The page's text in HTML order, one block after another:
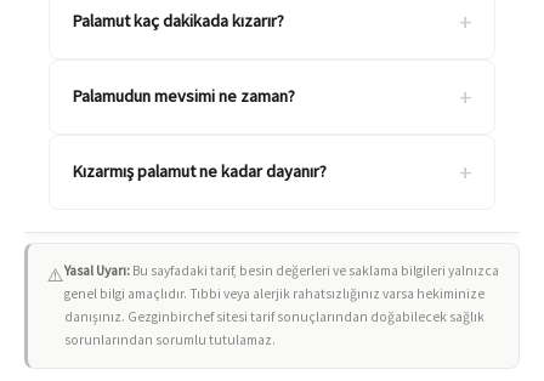
Palamut kaç dakikada kızarır? +
Palamudun mevsimi ne zaman? +
Kızarmış palamut ne kadar dayanır? +
⚠️Yasal Uyarı: Bu sayfadaki tarif, besin değerleri ve saklama bilgileri yalnızca
genel bilgi amaçlıdır. Tıbbi veya alerjik rahatsızlığınız varsa hekiminize
danışınız. Gezginbirchef sitesi tarif sonuçlarından doğabilecek sağlık
sorunlarından sorumlu tutulamaz.